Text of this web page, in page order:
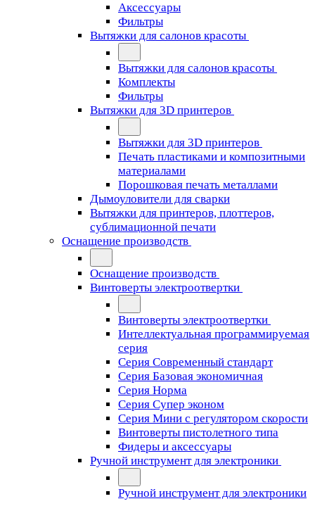
Аксессуары
Фильтры
Вытяжки для салонов красоты
Вытяжки для салонов красоты
Комплекты
Фильтры
Вытяжки для 3D принтеров
Вытяжки для 3D принтеров
Печать пластиками и композитными
материалами
Порошковая печать металлами
Дымоуловители для сварки
Вытяжки для принтеров, плоттеров,
сублимационной печати
Оснащение производств
Оснащение производств
Винтоверты электроотвертки
Винтоверты электроотвертки
Интеллектуальная программируемая
серия
Серия Современный стандарт
Серия Базовая экономичная
Серия Норма
Серия Cупер эконом
Серия Мини с регулятором скорости
Винтоверты пистолетного типа
Фидеры и аксессуары
Ручной инструмент для электроники
Ручной инструмент для электроники